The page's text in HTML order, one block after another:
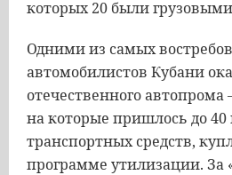
которых 20 былигрузовыми
Однимииз самых
автомобилистов Кубани
отечественногоавтопрома
накоторые пришлось до40
транспортных средств,
программе утилизации. За